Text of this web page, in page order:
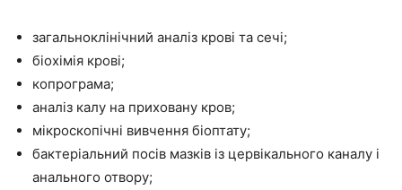
загальноклінічний аналіз крові та сечі;
біохімія крові;
копрограма;
аналіз калу на приховану кров;
мікроскопічні вивчення біоптату;
бактеріальний посів мазків із цервікального каналу і
анального отвору;